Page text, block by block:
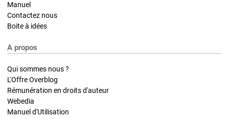
Manuel
Contactez nous
Boite à idées
A propos
Qui sommes nous ?
L'Offre Overblog
Rémunération en droits d'auteur
Webedia
Manuel d'Utilisation